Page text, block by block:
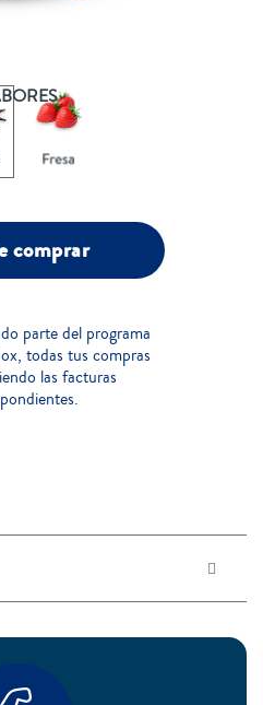
comprar
parte del programa
todas tus compras
las facturas